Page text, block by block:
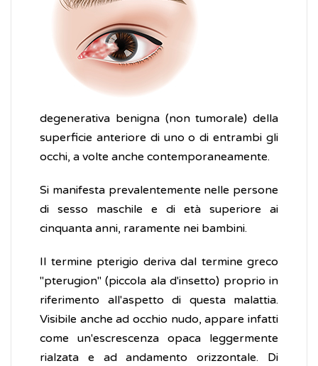
degenerativa benigna (non tumorale) della
superficie anteriore di uno o di entrambi gli
occhi, a volte anche contemporaneamente.
Si manifesta prevalentemente nelle persone
di sesso maschile e di età superiore ai
cinquanta anni, raramente nei bambini.
Il termine pterigio deriva dal termine greco
"pterugion" (piccola ala d'insetto) proprio in
riferimento all'aspetto di questa malattia.
Visibile anche ad occhio nudo, appare infatti
come un'escrescenza opaca leggermente
rialzata e ad andamento orizzontale. Di